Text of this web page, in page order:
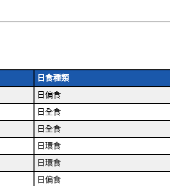
日食種類
日偏食
日全食
日全食
日環食
日環食
日偏食